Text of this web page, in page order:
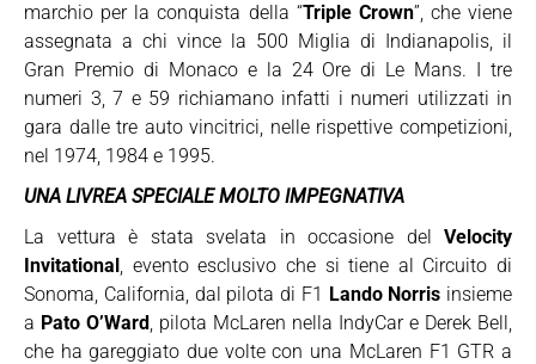
marchio per la conquista della “Triple Crown”, che viene
assegnata a chi vince la 500 Miglia di Indianapolis, il
Gran Premio di Monaco e la 24 Ore di Le Mans. I tre
numeri 3, 7 e 59 richiamano infatti i numeri utilizzati in
gara dalle tre auto vincitrici, nelle rispettive competizioni,
nel 1974, 1984 e 1995.
UNA LIVREA SPECIALE MOLTO IMPEGNATIVA
La vettura è stata svelata in occasione del Velocity
Invitational, evento esclusivo che si tiene al Circuito di
Sonoma, California, dal pilota di F1 Lando Norris insieme
a Pato O’Ward, pilota McLaren nella IndyCar e Derek Bell,
che ha gareggiato due volte con una McLaren F1 GTR a